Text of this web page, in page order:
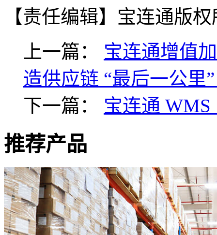
【责任编辑】 宝连通版
上一篇：
宝连通增值
造供应链 “最后一公里
下一篇：
宝连通
推荐产品